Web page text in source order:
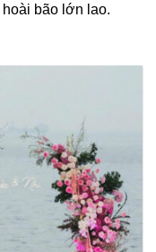
hoài bão lớn lao.